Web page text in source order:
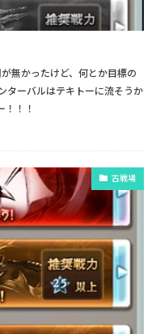
無かったけど、何とか目標の
ターバルはテキトーに流そうか
！！
古戦場